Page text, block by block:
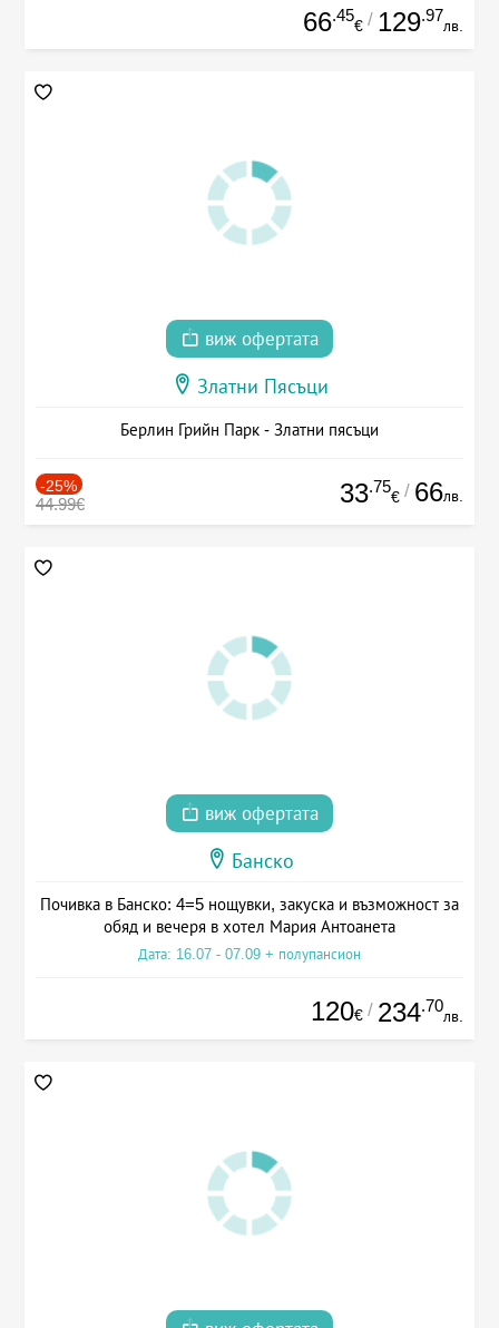
66.45
€ / 129.97
лв.
виж офертата
Златни Пясъци
Берлин Грийн Парк - Златни пясъци
-25%
44.99€ 33.75
€ / 66лв.
виж офертата
Банско
Почивка в Банско: 4=5 нощувки, закуска и възможност за
обяд и вечеря в хотел Мария Антоанета
Дата: 16.07 - 07.09 + полупансион
120€ / 234.70
лв.